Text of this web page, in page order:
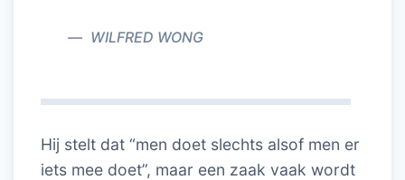
WILFRED WONG
Hij stelt dat “men doet slechts alsof men er
iets mee doet”, maar een zaak vaak wordt